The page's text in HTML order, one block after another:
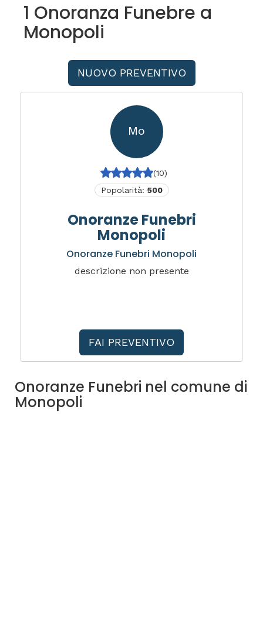
1 Onoranza Funebre a
Monopoli
NUOVO PREVENTIVO
Mo
(10)
Popolarità: 500
Onoranze Funebri
Monopoli
Onoranze Funebri Monopoli
descrizione non presente
FAI PREVENTIVO
Onoranze Funebri nel comune di
Monopoli